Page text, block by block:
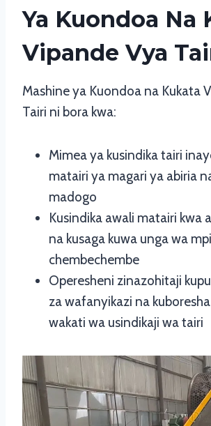
Ya Kuondoa Na
Vipande Vya
Mashine ya Kuondoa na Kukata
Tairi ni bora kwa:
Mimea ya kusindika tairi
matairi ya magari ya abiria
madogo
Kusindika awali matairi kwa
na kusaga kuwa unga wa
chembechembe
Operesheni zinazohitaji
za wafanyikazi na
wakati wa usindikaji wa tairi